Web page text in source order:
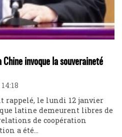
invoque la souveraineté
rappelé, le lundi 12 janvier
latine demeurent libres de
de coopération
a été...